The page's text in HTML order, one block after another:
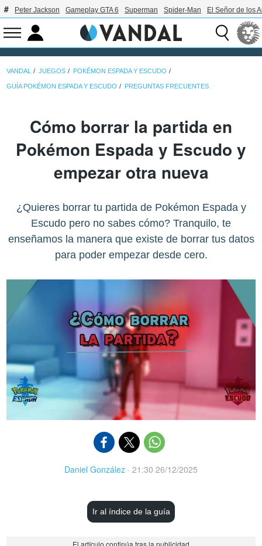
Peter Jackson Gameplay GTA 6 Superman Spider-Man El Señor de los
VANDAL JUEGOS POKÉMON ESPADA Y ESCUDO
GUÍA POKÉMON ESPADA Y ESCUDO PREGUNTAS FRECUENTES
Cómo borrar la partida en
Pokémon Espada y Escudo y
empezar otra nueva
¿Quieres borrar tu partida de Pokémon Espada y
Escudo pero no sabes cómo? Tranquilo, te
enseñamos la manera que existe de borrar tus datos
para poder empezar desde cero.
Daniel González · 21:30 26/12/2025
Ir al índice de la guía